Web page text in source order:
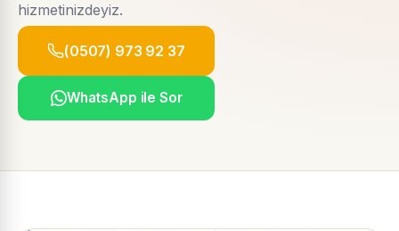
hizmetinizdeyiz.
(0507) 973 92 37
WhatsApp ile Sor